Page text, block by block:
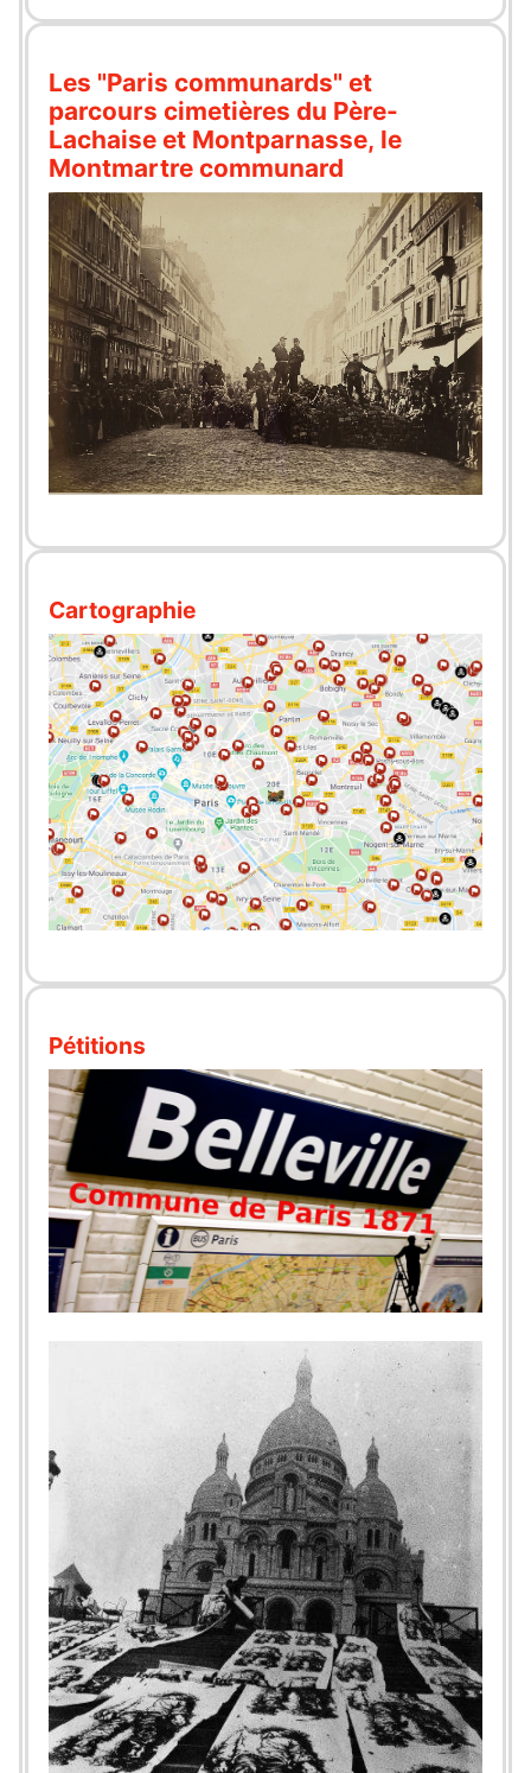
Les "Paris communards" et
parcours cimetières du Père-
Lachaise et Montparnasse, le
Montmartre communard
Cartographie
Pétitions